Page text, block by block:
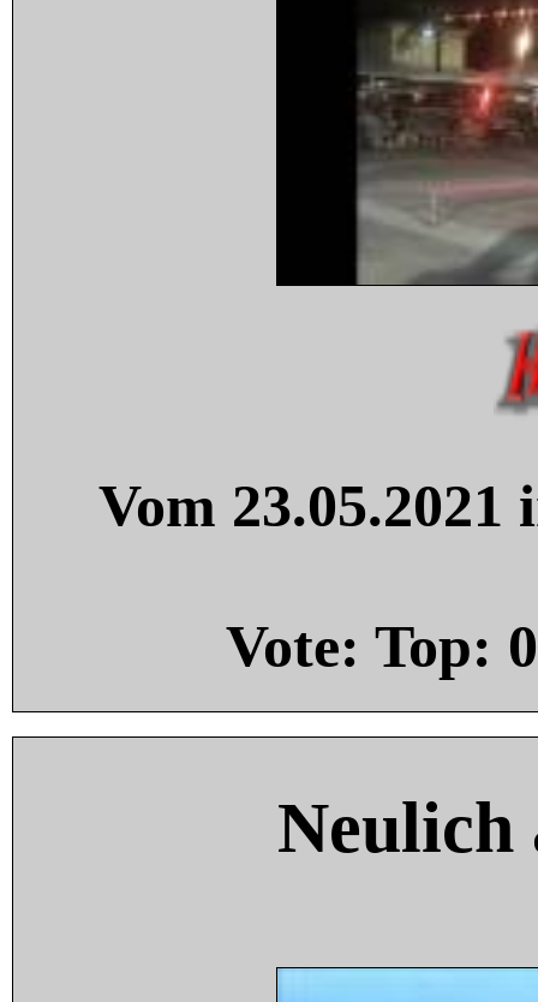
Vom
Vote: Top: 0
Neulich